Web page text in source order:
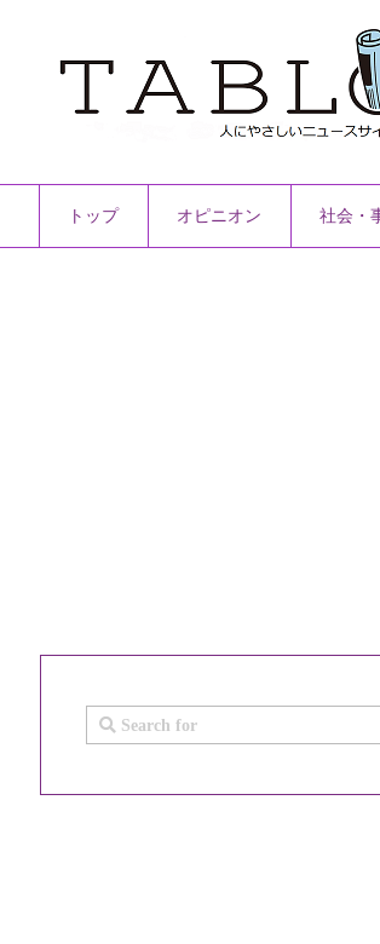
トップ オピニオン 社会・